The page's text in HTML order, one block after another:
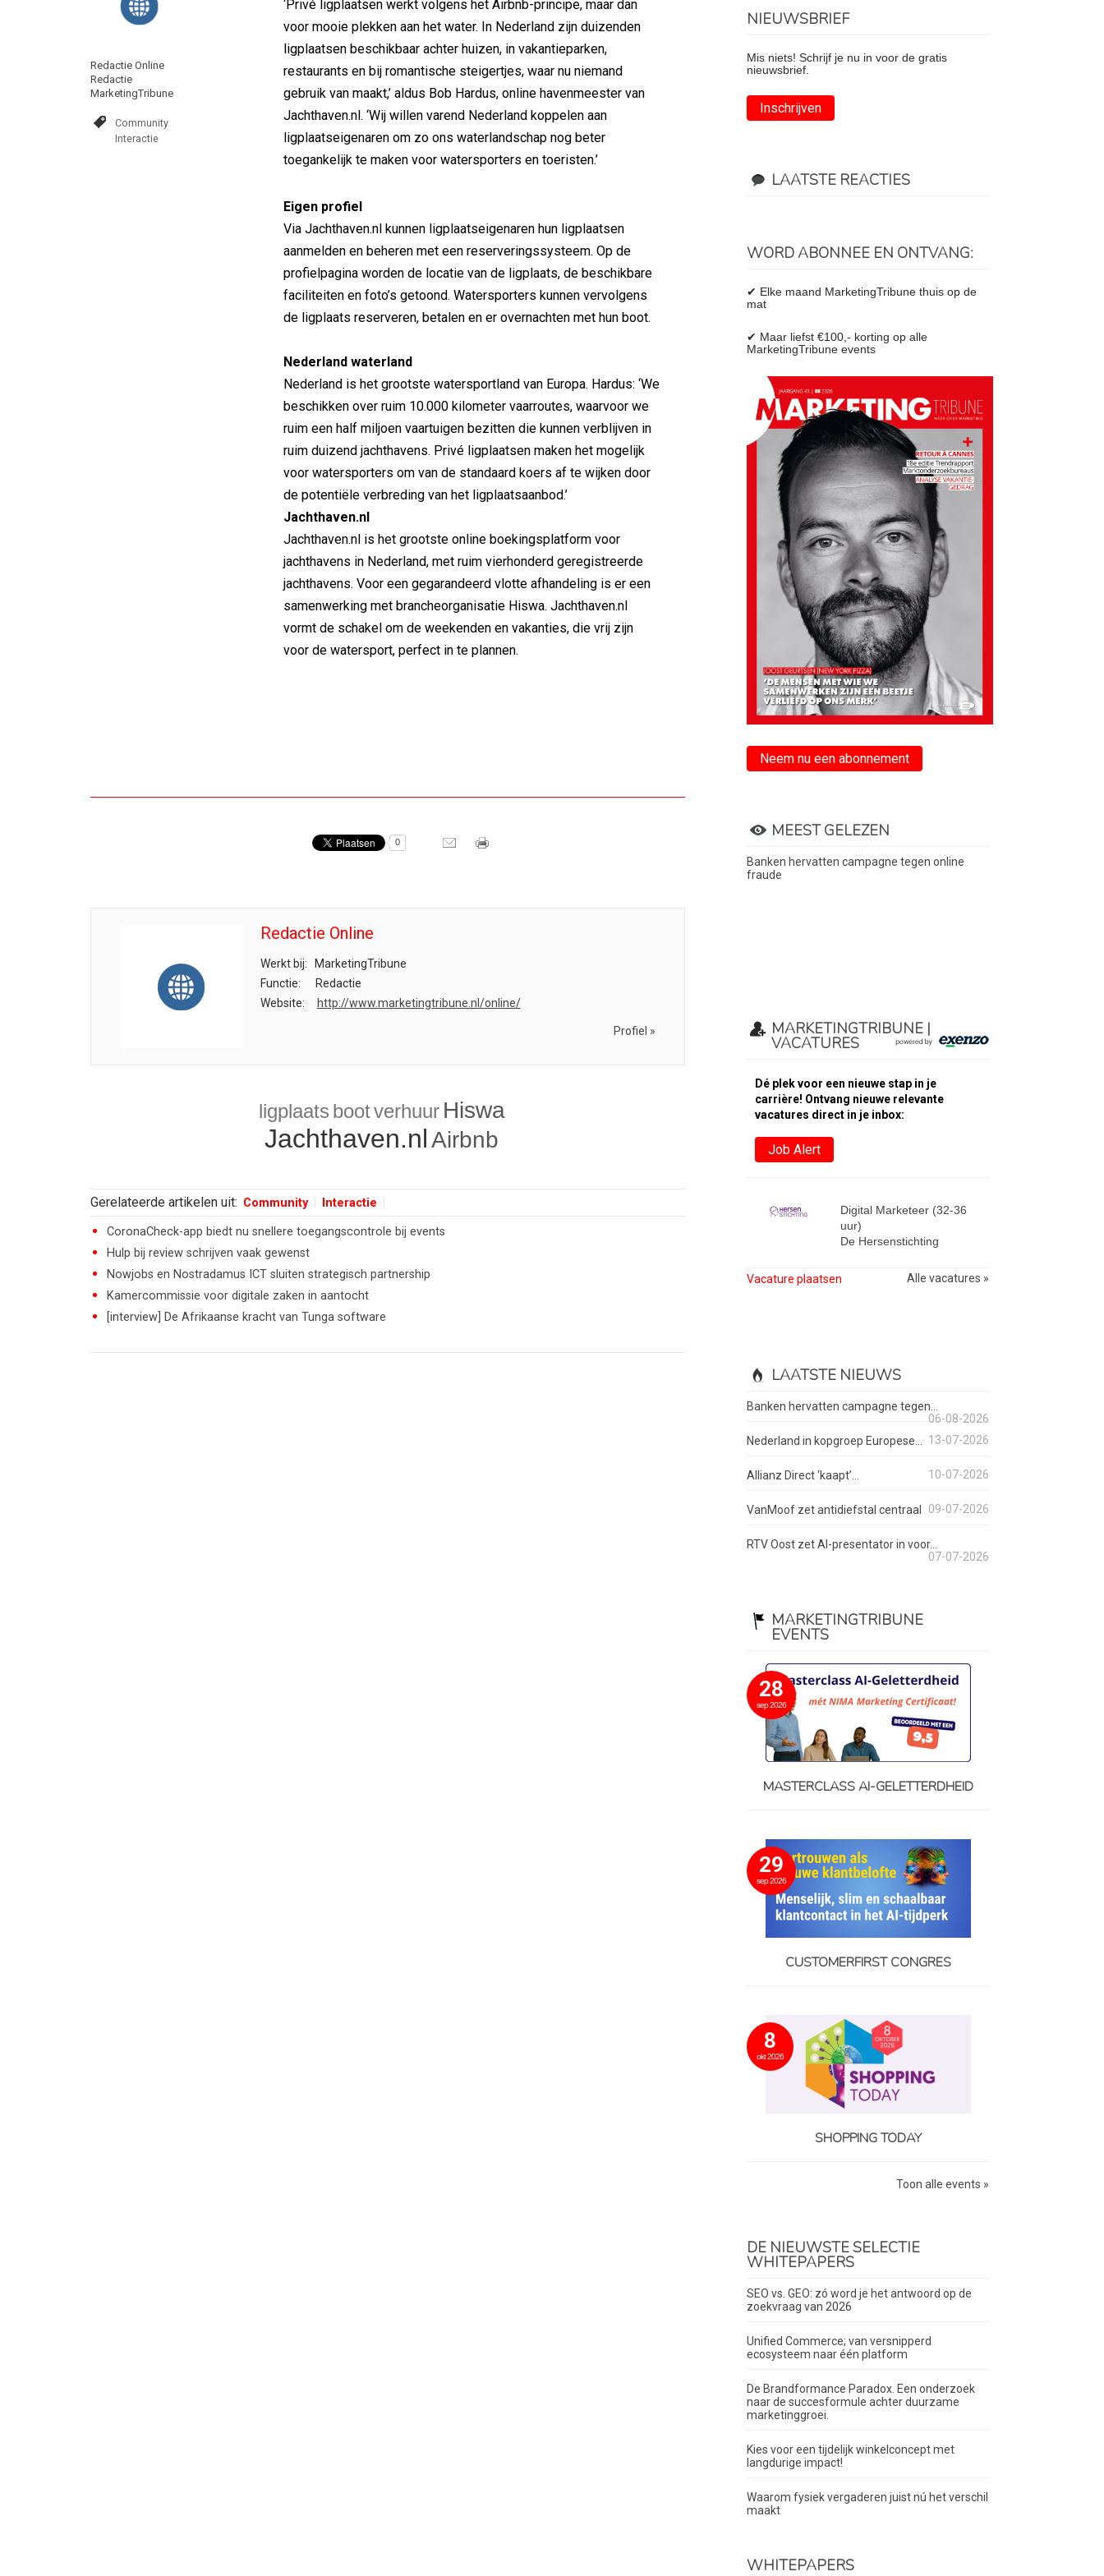
Redactie Online
Redactie
MarketingTribune
Community
Interactie
‘Privé ligplaatsen werkt volgens het Airbnb-principe, maar dan
voor mooie plekken aan het water. In Nederland zijn duizenden
ligplaatsen beschikbaar achter huizen, in vakantieparken,
restaurants en bij romantische steigertjes, waar nu niemand
gebruik van maakt,’ aldus Bob Hardus, online havenmeester van
Jachthaven.nl. ‘Wij willen varend Nederland koppelen aan
ligplaatseigenaren om zo ons waterlandschap nog beter
toegankelijk te maken voor watersporters en toeristen.’
Eigen profiel
Via Jachthaven.nl kunnen ligplaatseigenaren hun ligplaatsen
aanmelden en beheren met een reserveringssysteem. Op de
profielpagina worden de locatie van de ligplaats, de beschikbare
faciliteiten en foto’s getoond. Watersporters kunnen vervolgens
de ligplaats reserveren, betalen en er overnachten met hun boot.
Nederland waterland
Nederland is het grootste watersportland van Europa. Hardus: ‘We
beschikken over ruim 10.000 kilometer vaarroutes, waarvoor we
ruim een half miljoen vaartuigen bezitten die kunnen verblijven in
ruim duizend jachthavens. Privé ligplaatsen maken het mogelijk
voor watersporters om van de standaard koers af te wijken door
de potentiële verbreding van het ligplaatsaanbod.’
Jachthaven.nl
Jachthaven.nl is het grootste online boekingsplatform voor
jachthavens in Nederland, met ruim vierhonderd geregistreerde
jachthavens. Voor een gegarandeerd vlotte afhandeling is er een
samenwerking met brancheorganisatie Hiswa. Jachthaven.nl
vormt de schakel om de weekenden en vakanties, die vrij zijn
voor de watersport, perfect in te plannen.
0
Redactie Online
Werkt bij:
MarketingTribune
Functie:
Redactie
Website:
http://www.marketingtribune.nl/online/
Profiel »
ligplaats bootverhuur Hiswa
Jachthaven.nlAirbnb
Gerelateerde artikelen uit: Community Interactie
CoronaCheck-app biedt nu snellere toegangscontrole bij events
Hulp bij review schrijven vaak gewenst
Nowjobs en Nostradamus ICT sluiten strategisch partnership
Kamercommissie voor digitale zaken in aantocht
[interview] De Afrikaanse kracht van Tunga software
NIEUWSBRIEF
Mis niets! Schrijf je nu in voor de gratis
nieuwsbrief.
Inschrijven
LAATSTE REACTIES
WORD ABONNEE EN ONTVANG:
✔ Elke maand MarketingTribune thuis op de
mat
✔ Maar liefst €100,- korting op alle
MarketingTribune events
Neem nu een abonnement
MEEST GELEZEN
Banken hervatten campagne tegen online
fraude
MARKETINGTRIBUNE |
VACATURES
Dé plek voor een nieuwe stap in je
carrière! Ontvang nieuwe relevante
vacatures direct in je inbox:
Job Alert
Digital Marketeer (32-36
uur)
De Hersenstichting
Vacature plaatsen Alle vacatures »
LAATSTE NIEUWS
Banken hervatten campagne tegen...
06-08-2026
Nederland in kopgroep Europese...
13-07-2026
Allianz Direct ‘kaapt’... 10-07-2026
VanMoof zet antidiefstal centraal 09-07-2026
RTV Oost zet AI-presentator in voor...
07-07-2026
MARKETINGTRIBUNE
EVENTS
28
sep 2026
MASTERCLASS AI-GELETTERDHEID
29
sep 2026
CUSTOMERFIRST CONGRES
8
okt 2026
SHOPPING TODAY
Toon alle events »
DE NIEUWSTE SELECTIE
WHITEPAPERS
SEO vs. GEO: zó word je het antwoord op de
zoekvraag van 2026
Unified Commerce; van versnipperd
ecosysteem naar één platform
De Brandformance Paradox. Een onderzoek
naar de succesformule achter duurzame
marketinggroei.
Kies voor een tijdelijk winkelconcept met
langdurige impact!
Waarom fysiek vergaderen juist nú het verschil
maakt
WHITEPAPERS